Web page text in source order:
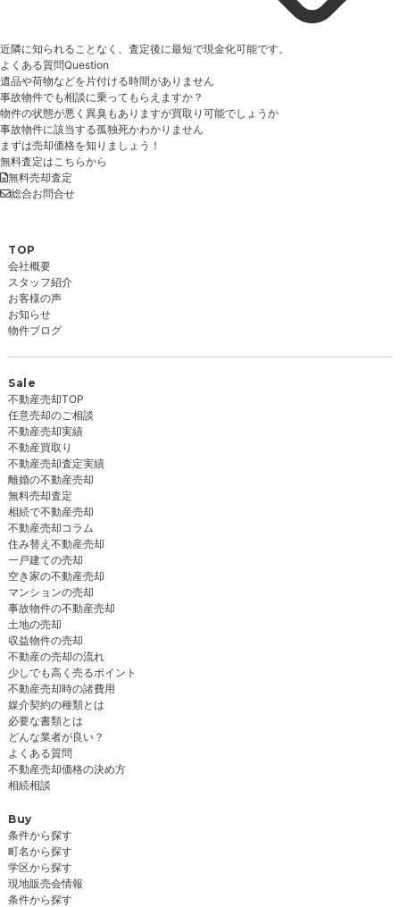
近隣に知られることなく、査定後に最短で現金化可能です。
よくある質問Question
遺品や荷物などを片付ける時間がありません
事故物件でも相談に乗ってもらえますか？
物件の状態が悪く異臭もありますが買取り可能でしょうか
事故物件に該当する孤独死かわかりません
まずは売却価格を知りましょう！
無料査定はこちらから
無料売却査定
総合お問合せ
TOP
会社概要
スタッフ紹介
お客様の声
お知らせ
物件ブログ
Sale
不動産売却TOP
任意売却のご相談
不動産売却実績
不動産買取り
不動産売却査定実績
離婚の不動産売却
無料売却査定
相続で不動産売却
不動産売却コラム
住み替え不動産売却
一戸建ての売却
空き家の不動産売却
マンションの売却
事故物件の不動産売却
土地の売却
収益物件の売却
不動産の売却の流れ
少しでも高く売るポイント
不動産売却時の諸費用
媒介契約の種類とは
必要な書類とは
どんな業者が良い？
よくある質問
不動産売却価格の決め方
相続相談
Buy
条件から探す
町名から探す
学区から探す
現地販売会情報
条件から探す